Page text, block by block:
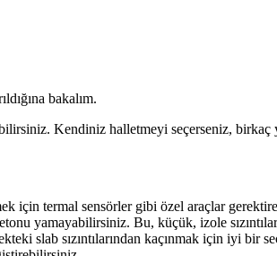
bakalım.
Kendiniz halletmeyi seçerseniz, birkaç
için termal sensörler gibi özel araçlar
yamayabilirsiniz. Bu, küçük, izole
slab sızıntılarından kaçınmak için iyi bir